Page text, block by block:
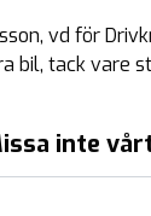
vd för
tack vare
inte